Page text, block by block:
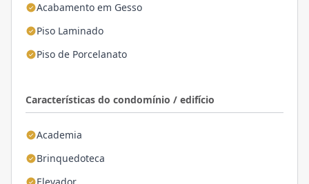
Acabamento em Gesso
Piso Laminado
Piso de Porcelanato
Características do condomínio / edifício
Academia
Brinquedoteca